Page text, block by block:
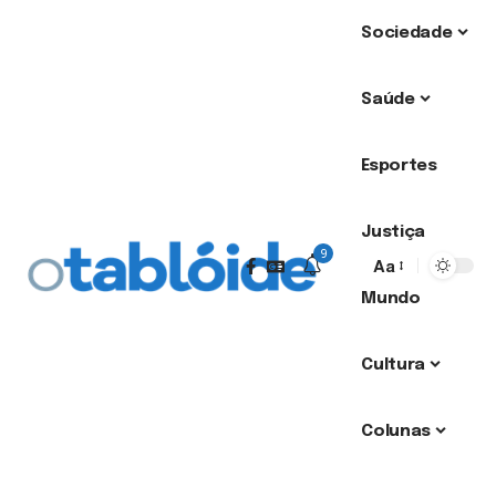
Sociedade
Saúde
Esportes
Justiça
Mundo
Cultura
Colunas
9
Aa